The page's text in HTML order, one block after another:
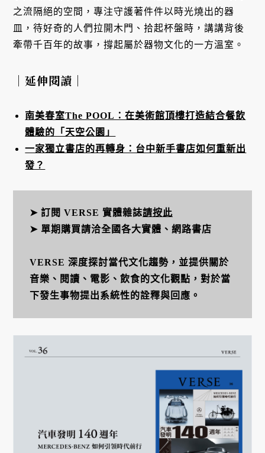
之流隔絕的空間，專注守護著件件以時光燒出的器
皿，待好奇的人們拉開木門、拾起杯盤時，講講背後
牽帶千百年的故事，撐起屬於器物文化的一方溫室。
｜延伸閱讀｜
南美春室The POOL：在美術館頂樓打造結合餐飲
體驗的「天空公園」
一家獨立書店的再轉身：台中新手書店如何重新出
發？
➤ 訂閱 VERSE 實體雜誌請按此
➤ 單期購買請洽全國各大實體、網路書店
VERSE 深度探討當代文化趨勢，並提供關於
音樂、閱讀、電影、飲食的文化觀點，對於當
下發生事物提出系統性的詮釋與回應。